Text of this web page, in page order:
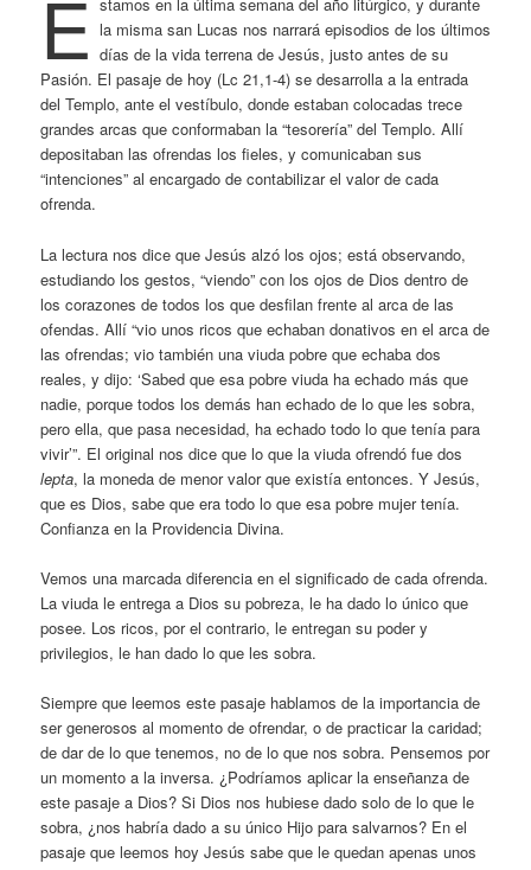
E stamos en la última semana del año litúrgico, y durante
la misma san Lucas nos narrará episodios de los últimos
días de la vida terrena de Jesús, justo antes de su
Pasión. El pasaje de hoy (Lc 21,1-4) se desarrolla a la entrada
del Templo, ante el vestíbulo, donde estaban colocadas trece
grandes arcas que conformaban la “tesorería” del Templo. Allí
depositaban las ofrendas los fieles, y comunicaban sus
“intenciones” al encargado de contabilizar el valor de cada
ofrenda.
La lectura nos dice que Jesús alzó los ojos; está observando,
estudiando los gestos, “viendo” con los ojos de Dios dentro de
los corazones de todos los que desfilan frente al arca de las
ofendas. Allí “vio unos ricos que echaban donativos en el arca de
las ofrendas; vio también una viuda pobre que echaba dos
reales, y dijo: ‘Sabed que esa pobre viuda ha echado más que
nadie, porque todos los demás han echado de lo que les sobra,
pero ella, que pasa necesidad, ha echado todo lo que tenía para
vivir’”. El original nos dice que lo que la viuda ofrendó fue dos
lepta, la moneda de menor valor que existía entonces. Y Jesús,
que es Dios, sabe que era todo lo que esa pobre mujer tenía.
Confianza en la Providencia Divina.
Vemos una marcada diferencia en el significado de cada ofrenda.
La viuda le entrega a Dios su pobreza, le ha dado lo único que
posee. Los ricos, por el contrario, le entregan su poder y
privilegios, le han dado lo que les sobra.
Siempre que leemos este pasaje hablamos de la importancia de
ser generosos al momento de ofrendar, o de practicar la caridad;
de dar de lo que tenemos, no de lo que nos sobra. Pensemos por
un momento a la inversa. ¿Podríamos aplicar la enseñanza de
este pasaje a Dios? Si Dios nos hubiese dado solo de lo que le
sobra, ¿nos habría dado a su único Hijo para salvarnos? En el
pasaje que leemos hoy Jesús sabe que le quedan apenas unos